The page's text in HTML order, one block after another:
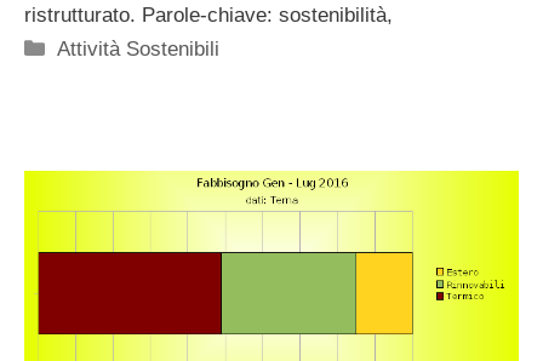
ristrutturato. Parole-chiave: sostenibilità,
Categorie
Attività Sostenibili